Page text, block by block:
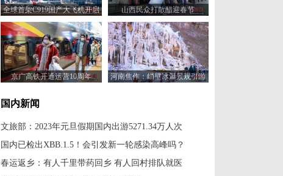
全球首架C919国产大飞机开启
100小时验证飞行
山西民众打散醋迎春节
京广高铁开通运营10周年
河南焦作：峭壁冰瀑景观引游
国内新闻
文旅部：2023年元旦假期国内出游5271.34万人次
国内已检出XBB.1.5！会引发新一轮感染高峰吗？
春运返乡：有人千里带药回乡 有人回村排队就医